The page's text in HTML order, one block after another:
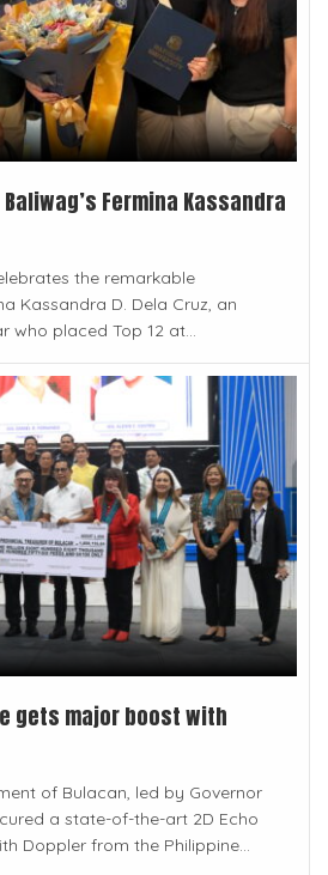
Fermina Kassandra
the remarkable
Kassandra D. Dela Cruz, an
who placed Top 12 at...
gets major boost with
of Bulacan, led by Governor
a state-of-the-art 2D Echo
Doppler from the Philippine...